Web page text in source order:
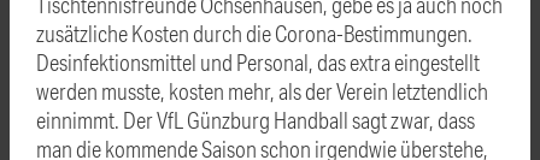
zusätzliche Kosten durch die Corona-Bestimmungen.
Desinfektionsmittel und Personal, das extra eingestellt
werden musste, kosten mehr, als der Verein letztendlich
einnimmt. Der VfL Günzburg Handball sagt zwar, dass
man die kommende Saison schon irgendwie überstehe,